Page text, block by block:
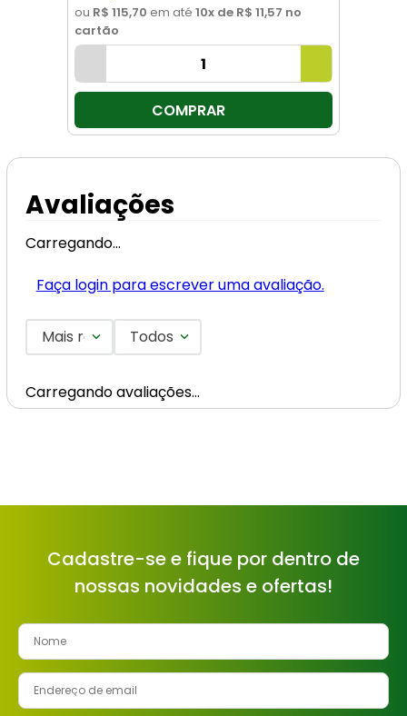
ou R$ 115,70 em até 10x de R$ 11,57 no
cartão
COMPRAR
Avaliações
Carregando…
Faça login para escrever uma avaliação.
Mais recentesTodos
Carregando avaliações…
Cadastre-se e fique por dentro de
nossas novidades e ofertas!